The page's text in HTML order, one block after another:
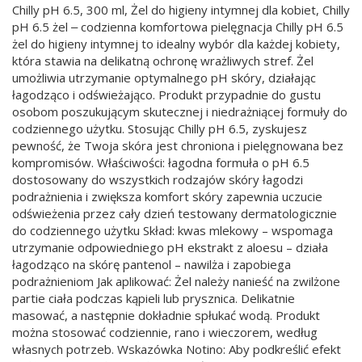
Chilly pH 6.5, 300 ml, Żel do higieny intymnej dla kobiet, Chilly
pH 6.5 żel ‒ codzienna komfortowa pielęgnacja Chilly pH 6.5
żel do higieny intymnej to idealny wybór dla każdej kobiety,
która stawia na delikatną ochronę wrażliwych stref. Żel
umożliwia utrzymanie optymalnego pH skóry, działając
łagodząco i odświeżająco. Produkt przypadnie do gustu
osobom poszukującym skutecznej i niedrażniącej formuły do
codziennego użytku. Stosując Chilly pH 6.5, zyskujesz
pewność, że Twoja skóra jest chroniona i pielęgnowana bez
kompromisów. Właściwości: łagodna formuła o pH 6.5
dostosowany do wszystkich rodzajów skóry łagodzi
podrażnienia i zwiększa komfort skóry zapewnia uczucie
odświeżenia przez cały dzień testowany dermatologicznie
do codziennego użytku Skład: kwas mlekowy – wspomaga
utrzymanie odpowiedniego pH ekstrakt z aloesu – działa
łagodząco na skórę pantenol – nawilża i zapobiega
podrażnieniom Jak aplikować: Żel należy nanieść na zwilżone
partie ciała podczas kąpieli lub prysznica. Delikatnie
masować, a następnie dokładnie spłukać wodą. Produkt
można stosować codziennie, rano i wieczorem, według
własnych potrzeb. Wskazówka Notino: Aby podkreślić efekt